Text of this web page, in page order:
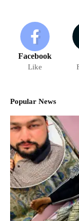
Facebook
Like
Popular News